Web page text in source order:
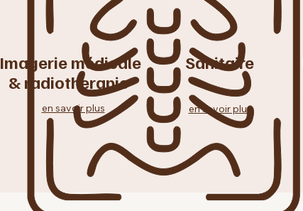
Imagerie médicale
& radiotherapie
en savoir plus
Sanitaire
en savoir plus